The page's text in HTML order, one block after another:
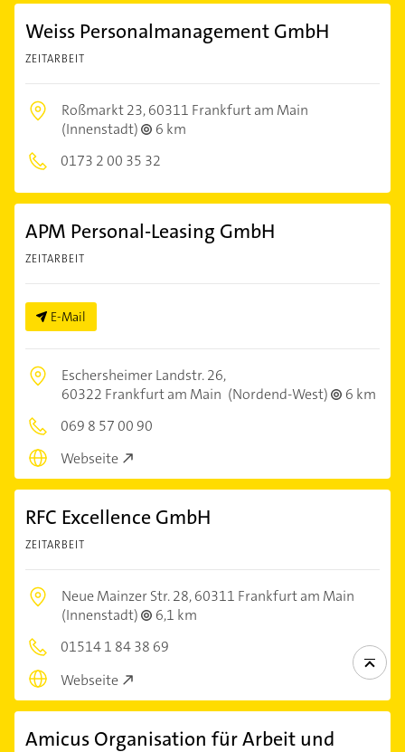
Weiss Personalmanagement GmbH
ZEITARBEIT
Roßmarkt 23,60311 Frankfurt am Main
(Innenstadt)
6 km
0173 2 00 35 32
APM Personal-Leasing GmbH
ZEITARBEIT
E-Mail
Eschersheimer Landstr. 26,
60322 Frankfurt am Main (Nordend-West)
6 km
069 8 57 00 90
Webseite
RFC Excellence GmbH
ZEITARBEIT
Neue Mainzer Str. 28,60311 Frankfurt am Main
(Innenstadt)
6,1 km
01514 1 84 38 69
Webseite
Amicus Organisation für Arbeit und